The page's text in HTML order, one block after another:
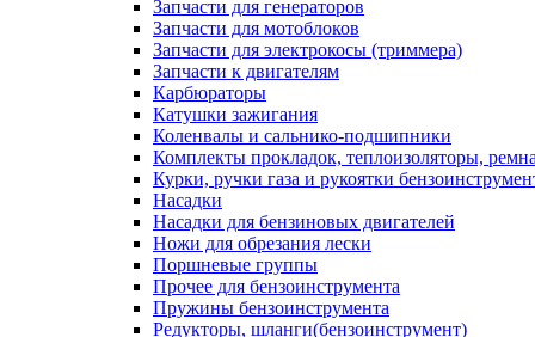
Запчасти для генераторов
Запчасти для мотоблоков
Запчасти для электрокосы (триммера)
Запчасти к двигателям
Карбюраторы
Катушки зажигания
Коленвалы и сальнико-подшипники
Комплекты прокладок, теплоизоляторы,
Курки, ручки газа и рукоятки
Насадки
Насадки для бензиновых двигателей
Ножи для обрезания лески
Поршневые группы
Прочее для бензоинструмента
Пружины бензоинструмента
Редукторы, шланги(бензоинструмент)